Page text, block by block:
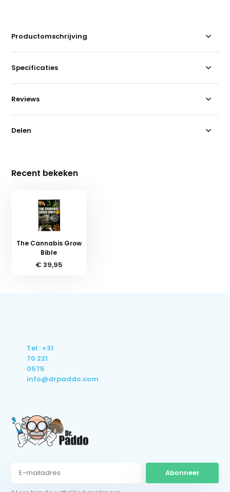
Productomschrijving
Specificaties
Reviews
Delen
Recent bekeken
The Cannabis Grow
Bible
€ 39,95
Tel : +31
70 221
0575
info@drpaddo.com
Abonneer